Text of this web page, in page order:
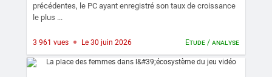
précédentes, le PC ayant enregistré son taux de croissance
le plus ...
3 961 vues Le 30 juin 2026 Etude / analyse